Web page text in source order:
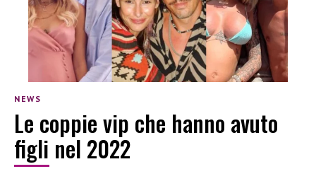
NEWS
Le coppie vip che hanno avuto
figli nel 2022